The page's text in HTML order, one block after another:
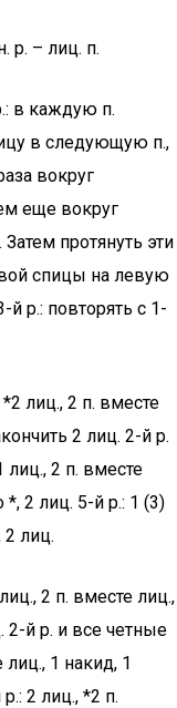
р. – лиц. п.
в каждую п.
в следующую п.,
вокруг
еще вокруг
протянуть эти
спицы на левую
р.: повторять с 1-
лиц., 2 п. вместе
2 лиц. 2-й р.
лиц., 2 п. вместе
*, 2 лиц. 5-й р.: 1 (3)
2 лиц.
2 п. вместе лиц.,
2-й р. и все четные
лиц., 1 накид, 1
2 лиц., *2 п.